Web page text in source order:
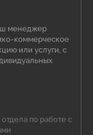
менеджер
коммерческое
или услуги, с
по работе с